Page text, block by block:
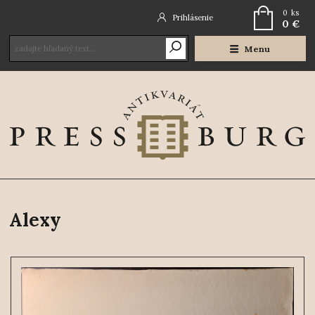
Menu
Prihlásenie 0 ks
0 €
Alexy